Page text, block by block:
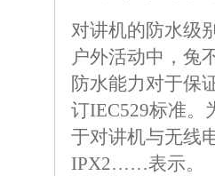
对讲机的防水级
户外活动中，兔
防水能力对于保
订IEC529标准。
于对讲机与无线
IPX2……表示。